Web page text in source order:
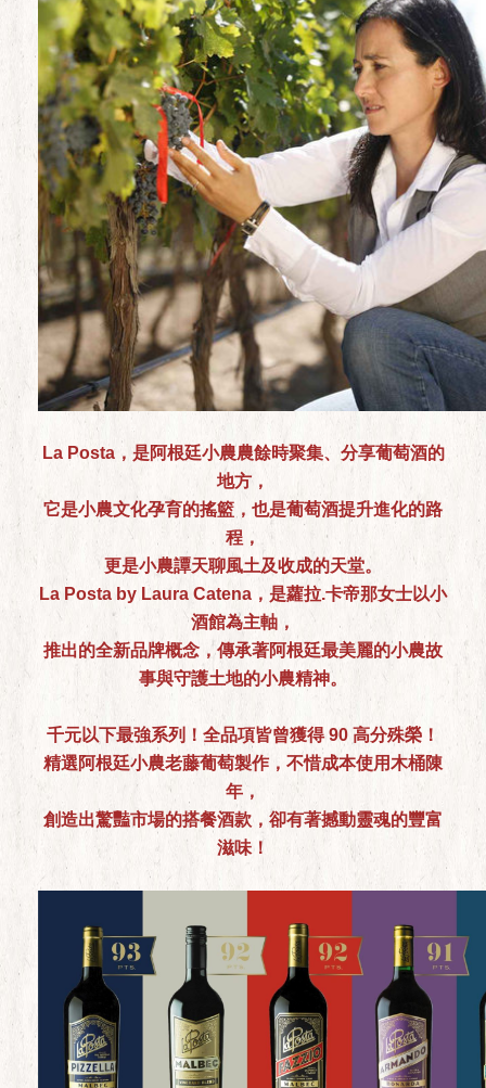
La Posta，是阿根廷小農農餘時聚集、分享葡萄酒的
地方，
它是小農文化孕育的搖籃，也是葡萄酒提升進化的路
程，
更是小農譚天聊風土及收成的天堂。
La Posta by Laura Catena，是蘿拉.卡帝那女士以小
酒館為主軸，
推出的全新品牌概念，傳承著阿根廷最美麗的小農故
事與守護土地的小農精神。
千元以下最強系列！全品項皆曾獲得 90 高分殊榮！
精選阿根廷小農老藤葡萄製作，不惜成本使用木桶陳
年，
創造出驚豔市場的搭餐酒款，卻有著撼動靈魂的豐富
滋味！